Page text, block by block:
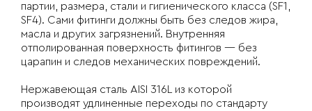
партии, размера, стали и гигиенического класса (SF1,
SF4). Сами фитинги должны быть без следов жира,
масла и других загрязнений. Внутренняя
отполированная поверхность фитингов — без
царапин и следов механических повреждений.
Нержавеющая сталь AISI 316L из которой
производят удлиненные переходы по стандарту